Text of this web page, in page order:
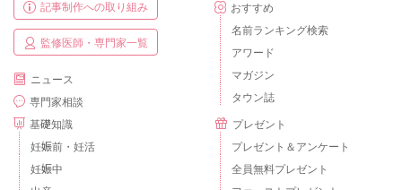
記事制作への取り組み
監修医師・専門家一覧
ニュース
専門家相談
基礎知識
妊娠前・妊活
妊娠中
おすすめ
名前ランキング検索
アワード
マガジン
タウン誌
プレゼント
プレゼント＆アンケート
全員無料プレゼント